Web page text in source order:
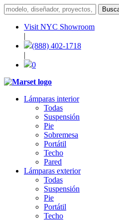
Visit NYC Showroom
|
(888) 402-1718
|
0
Lámparas interior
Todas
Suspensión
Pie
Sobremesa
Portátil
Techo
Pared
Lámparas exterior
Todas
Suspensión
Pie
Portátil
Techo